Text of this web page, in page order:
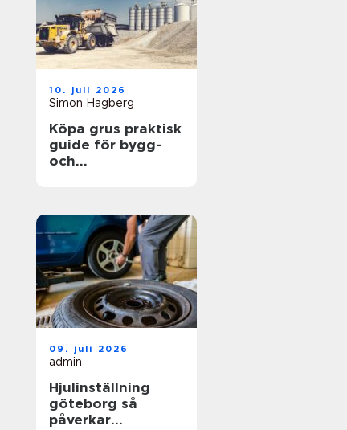
10. juli 2026
Simon Hagberg
Köpa grus praktisk
guide för bygg-
och
09. juli 2026
admin
Hjulinställning
göteborg så
påverkar